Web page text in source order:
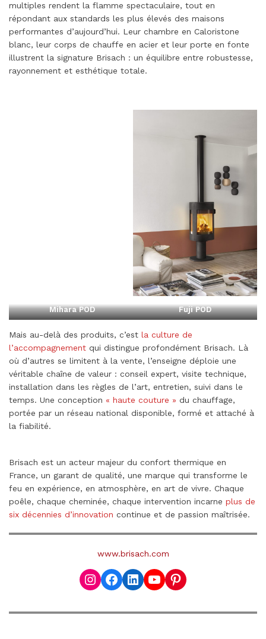
multiples rendent la flamme spectaculaire, tout en
répondant aux standards les plus élevés des maisons
performantes d’aujourd’hui. Leur chambre en Caloristone
blanc, leur corps de chauffe en acier et leur porte en fonte
illustrent la signature Brisach : un équilibre entre robustesse,
rayonnement et esthétique totale.
Mihara POD Fuji POD
Mais au-delà des produits, c’est la culture de
l’accompagnement qui distingue profondément Brisach. Là
où d’autres se limitent à la vente, l’enseigne déploie une
véritable chaîne de valeur : conseil expert, visite technique,
installation dans les règles de l’art, entretien, suivi dans le
temps. Une conception « haute couture » du chauffage,
portée par un réseau national disponible, formé et attaché à
la fiabilité.
Brisach est un acteur majeur du confort thermique en
France, un garant de qualité, une marque qui transforme le
feu en expérience, en atmosphère, en art de vivre. Chaque
poêle, chaque cheminée, chaque intervention incarne plus de
six décennies d’innovation continue et de passion maîtrisée.
www.brisach.com
Instagram
Facebook
LinkedIn
YouTubePinterest